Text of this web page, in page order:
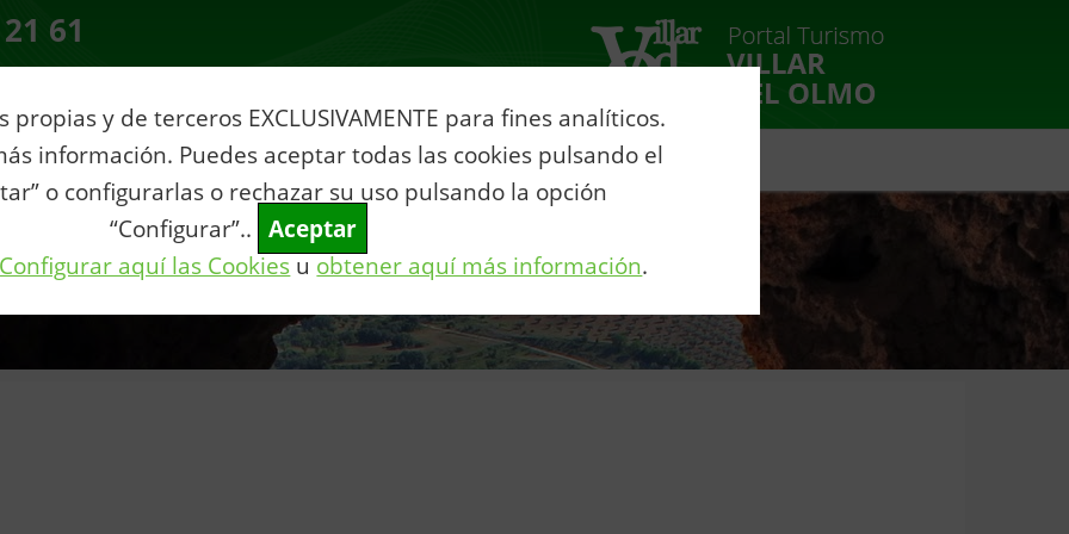
propias y de terceros EXCLUSIVAMENTE para fines analíticos.
información. Puedes aceptar todas las cookies pulsando el
o configurarlas o rechazar su uso pulsando la opción
“Configurar”..
Aceptar
Configurar aquí las Cookies u obtener aquí más información.
61
Servicios al Ciudadano Tu municipio Vive Villar Convenio Agua Eurovillas